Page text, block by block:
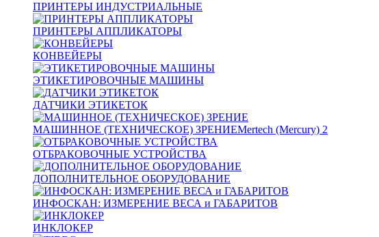
ПРИНТЕРЫ ИНДУСТРИАЛЬНЫЕ
ПРИНТЕРЫ АППЛИКАТОРЫ
КОНВЕЙЕРЫ
ЭТИКЕТИРОВОЧНЫЕ МАШИНЫ
ДАТЧИКИ ЭТИКЕТОК
МАШИННОЕ (ТЕХНИЧЕСКОЕ) ЗРЕНИЕMertech (Mercury) 2
ОТБРАКОВОЧНЫЕ УСТРОЙСТВА
ДОПОЛНИТЕЛЬНОЕ ОБОРУДОВАНИЕ
ИНФОСКАН: ИЗМЕРЕНИЕ ВЕСА и ГАБАРИТОВ
ИНКЛОКЕР